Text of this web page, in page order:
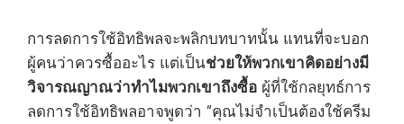
การลดการใช้อิทธิพลจะพลิกบทบาทนั้น แทนที่จะบอก
ผู้คนว่าควรซื้ออะไร แต่เป็นช่วยให้พวกเขาคิดอย่างมี
วิจารณญาณว่าทำไมพวกเขาถึงซื้อ ผู้ที่ใช้กลยุทธ์การ
ลดการใช้อิทธิพลอาจพูดว่า “คุณไม่จำเป็นต้องใช้ครีม